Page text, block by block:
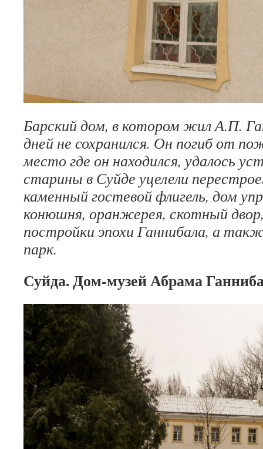
Барский дом, в котором жил А.П.
дней не сохранился. Он погиб от
место где он находился, удалось
старины в Суйде уцелели
каменный гостевой флигель, дом
конюшня, оранжерея, скотный двор,
постройки эпохи Ганнибала, а
парк.
Суйда. Дом-музей Абрама